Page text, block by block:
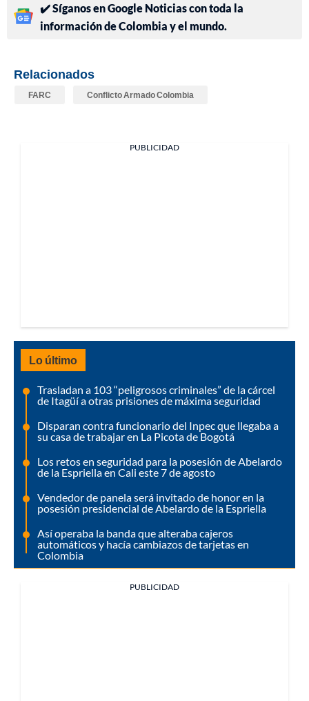
✔️ Síganos en Google Noticias con toda la
información de Colombia y el mundo.
Relacionados
FARC Conflicto Armado Colombia
PUBLICIDAD
Lo último
Trasladan a 103 “peligrosos criminales” de la cárcel
de Itagüí a otras prisiones de máxima seguridad
Disparan contra funcionario del Inpec que llegaba a
su casa de trabajar en La Picota de Bogotá
Los retos en seguridad para la posesión de Abelardo
de la Espriella en Cali este 7 de agosto
Vendedor de panela será invitado de honor en la
posesión presidencial de Abelardo de la Espriella
Así operaba la banda que alteraba cajeros
automáticos y hacía cambiazos de tarjetas en
Colombia
PUBLICIDAD